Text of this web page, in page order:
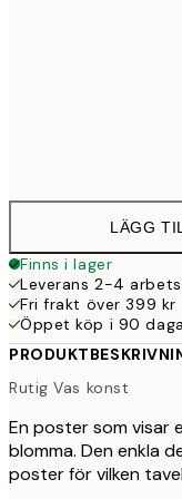
LÄGG
Finns i lager
Leverans 2-4
Fri frakt över 399 kr
Öppet köp i 90
Rutig Vas konst
En poster som visar
blomma. Den enkla
poster för vilken